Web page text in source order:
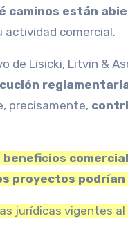
caminos están
actividad comercial.
de Lisicki, Litvin &
precisamente,
proyectos podrían
jurídicas vigentes